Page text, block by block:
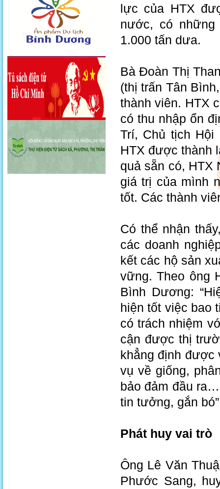
lực của HTX
nước, có
1.000 tấn dưa.
Bà Đoàn Thị
(thị trấn Tân
thành viên. HTX
có thu nhập ổn
Trí, Chủ tịch Hội
HTX được thành
quả sẵn có, HTX
giá trị của mình
tốt. Các thành
Có thể nhận
các doanh
kết các hộ sản
vững. Theo ông
Bình Dương:
hiện tốt việc bao
có trách nhiệm
cận được thị
khẳng định được
vụ về giống,
bảo đảm đầu
tin tưởng, gắn
Phát huy vai trò
Ông Lê Văn
Phước Sang,